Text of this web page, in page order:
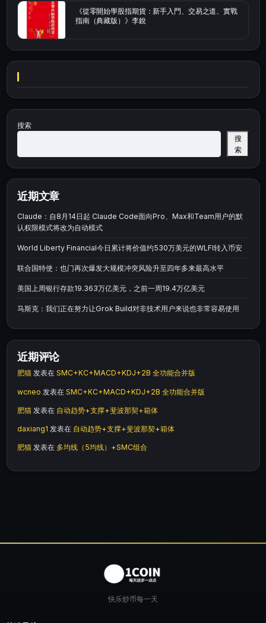
《從零開始學股指期貨：新手入門、交易之道、實戰
指南（典藏版）》李銳
搜索
搜
索
近期文章
Claude：自8月14日起 Claude Code面向Pro、Max和Team用户的默
认权限模式将改为自动模式
World Liberty Financial今日累计将价值约530万美元的WLFI转入币安
联合国特使：也门再次爆发大规模冲突风险升至四年多来最高水平
美国上周银行存款19.363万亿美元，之前一周19.4万亿美元
马斯克：我们正在努力让Grok Build对非技术用户来说也非常容易使用
近期评论
肥猫 发表在 SMC+KC+MACD+KDJ+2B 全功能合并版
wcneo 发表在 SMC+KC+MACD+KDJ+2B 全功能合并版
肥猫 发表在 自动趋势+支撑+斐波那契+箱体
daxiang1 发表在 自动趋势+支撑+斐波那契+箱体
肥猫 发表在 多均线（5均线）+SMC组合
快乐炒币每一天